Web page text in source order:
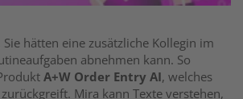
Sie hätten eine zusätzliche Kollegin im
abnehmen kann. So
A+W Order Entry AI, welches
zurückgreift. Mira kann Texte verstehen,